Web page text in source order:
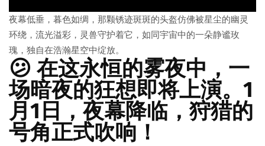
夜幕低垂，暮色如绸，那颗锈迹斑斑的头盔仿佛被星尘的幽灵
环绕，流光溢彩，灵兽守护着它，如同宇宙中的一朵静谧玫
瑰，独自在浩瀚星空中绽放。
😕 在这永恒的雾夜中，一
场暗夜的狂想即将上演。1
月1日，夜幕降临，狩猎的
号角正式吹响！